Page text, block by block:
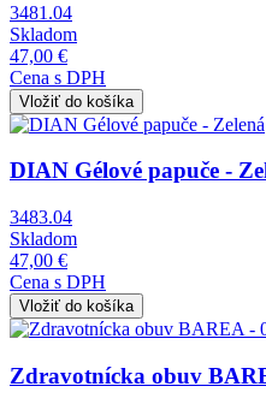
3481.04
Skladom
47,00 €
Cena s DPH
Obrázok
DIAN Gélové papuče -
3483.04
Skladom
47,00 €
Cena s DPH
Obrázok
Zdravotnícka obuv